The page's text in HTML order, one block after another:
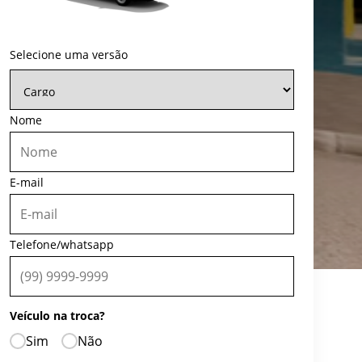
Selecione uma versão
Nome
E-mail
Telefone/whatsapp
Veículo na troca?
Sim Não